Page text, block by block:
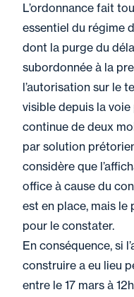
L’ordonnance fait
essentiel du régime
dont la purge du
subordonnée à la
l’autorisation sur le
visible depuis la
continue de deux
par solution
considère que
office à cause du
est en place, mais le
pour le constater.
En conséquence, si
construire a eu lieu
entre le 17 mars à